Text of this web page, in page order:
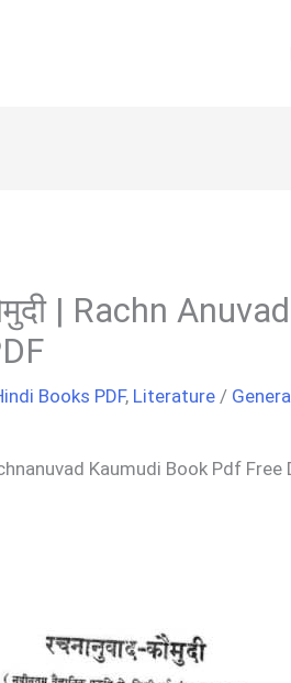
| Rachn Anuvad
Books PDF, Literature /
Kaumudi Book Pdf